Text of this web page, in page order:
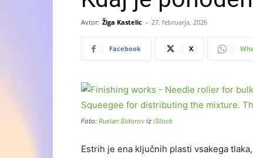
Avtor: Žiga Kastelic - 27. februarja, 2026
Facebook X
Foto: Ruslan Sidorov iz iStock
Estrih je ena ključnih plasti vsakega